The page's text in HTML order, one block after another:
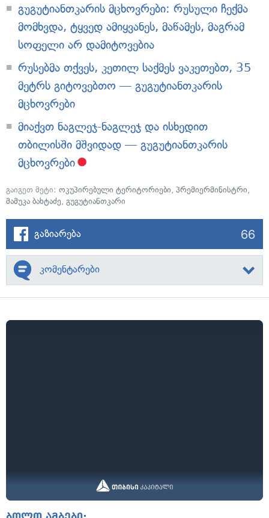
გუგუტიანთკარის მცხოვრები: რუსული ჩექმა
მომხვდა, ტყვედ ამიყვანეს, მაწამეს, მაგრამ
სოფელი არ დამიტოვებია
რუსებმა თქვეს, კეთილ საქმეს ვაკეთებთ, 35
მეტრს გიტოვებთო — გუგუტიანთკარის
მცხოვრები
მიაქვთ ნაგლეჯ-ნაგლეჯ და ისხედით
თბილისში მშვიდად — გუგუტიანთკარის
მცხოვრები
გაიგეთ მეტი: ოკუპირებული ტერიტორიები, პრემიერმინისტრი,
მამუკა ბახტაძე, გუგუტიანთკარი
გაზიარება 66
კომენტარები